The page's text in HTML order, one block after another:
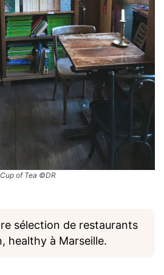
Cup of Tea ©DR
sélection de restaurants
healthy à Marseille.